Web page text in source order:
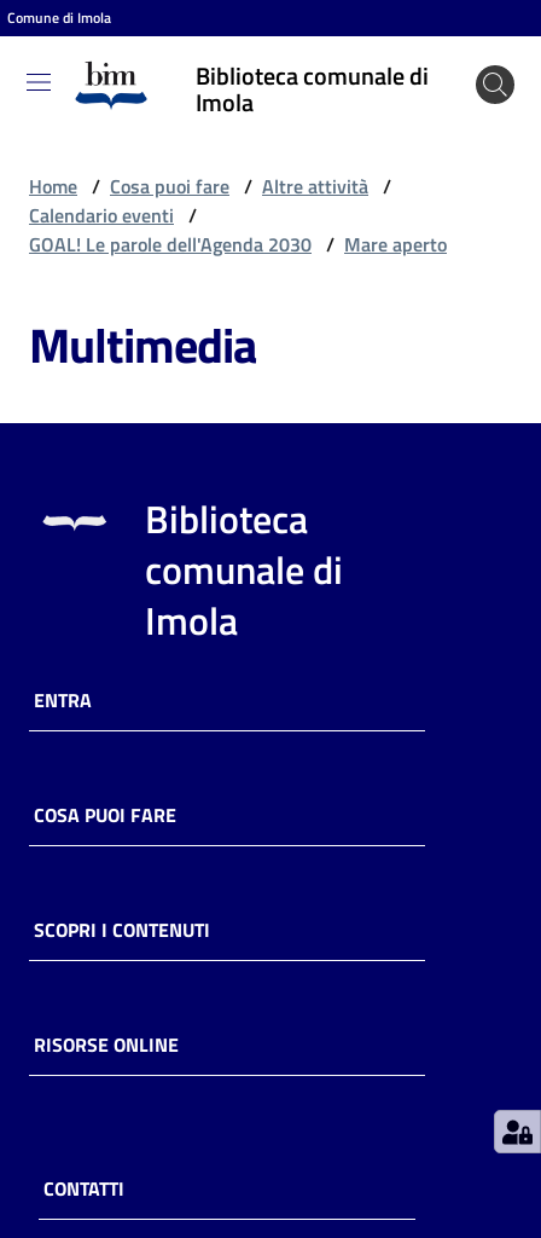
Vai al contenuto
Vai alla navigazione
Vai al footer
Comune di Imola
Biblioteca comunale di
Imola
Biblioteca
comunale
Cosa
fare
Scopri
online
Piani
Decentrate
Home / Cosa puoi fare / Altre attività /
Calendario eventi /
GOAL! Le parole dell'Agenda 2030 / Mare aperto
Multimedia
Biblioteca
comunale di
Imola
ENTRA
COSA PUOI FARE
SCOPRI I CONTENUTI
RISORSE ONLINE
CONTATTI